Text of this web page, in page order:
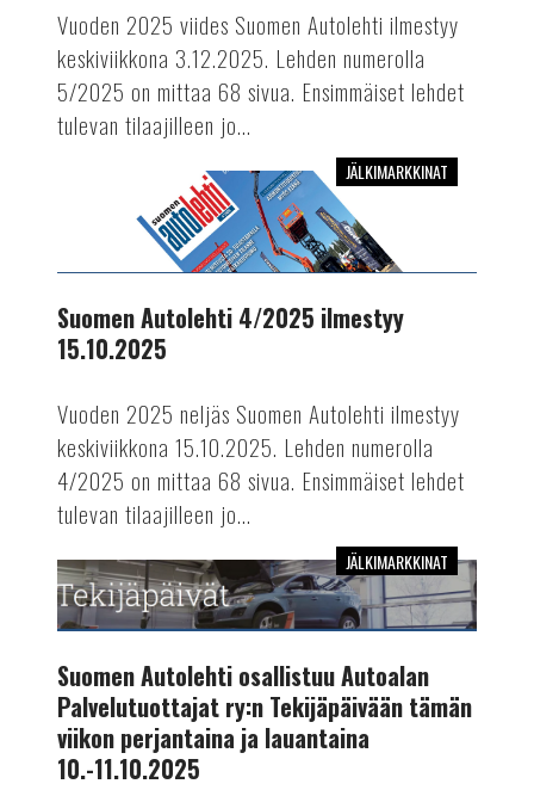
Vuoden 2025 viides Suomen Autolehti ilmestyy
keskiviikkona 3.12.2025. Lehden numerolla
5/2025 on mittaa 68 sivua. Ensimmäiset lehdet
tulevan tilaajilleen jo...
ilmestyy
JÄLKIMARKKINAT
Suomen Autolehti 4/2025 ilmestyy
15.10.2025
Vuoden 2025 neljäs Suomen Autolehti ilmestyy
keskiviikkona 15.10.2025. Lehden numerolla
4/2025 on mittaa 68 sivua. Ensimmäiset lehdet
tulevan tilaajilleen jo...
Suomen
Autolehti
osallistuu
Autoalan
Palvelutuottajat
ry:n
Tekijäpäivään
tämän
JÄLKIMARKKINAT
Suomen Autolehti osallistuu Autoalan
Palvelutuottajat ry:n Tekijäpäivään tämän
viikon perjantaina ja lauantaina
10.-11.10.2025